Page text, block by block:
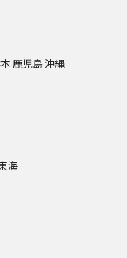
鹿児島沖縄
海